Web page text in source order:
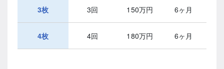
3枚 3回 150万円 6ヶ月
4枚 4回 180万円 6ヶ月